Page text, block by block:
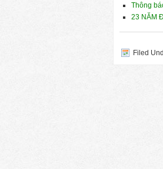
Thông
23 NĂM
Filed